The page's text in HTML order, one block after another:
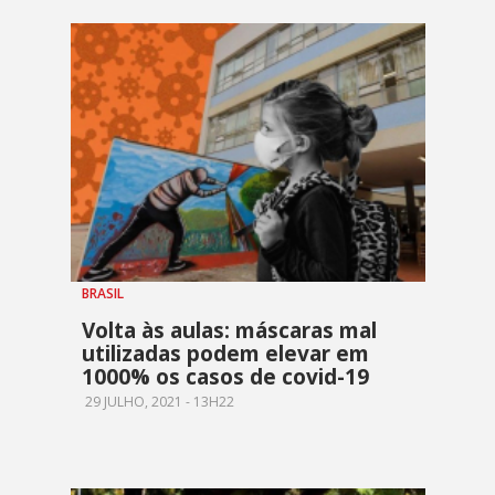
BRASIL
Volta às aulas: máscaras mal
utilizadas podem elevar em
1000% os casos de covid-19
29 JULHO, 2021 - 13H22